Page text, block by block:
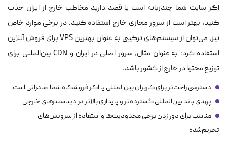
اگر سایت شما چند‌زبانه است یا قصد دارید مخاطب خارج از ایران جذب
کنید، بهتر است از سرور مجازی خارج استفاده کنید. در برخی موارد خاص
نیز، می‌توان از سیستم‌های ترکیبی به عنوان بهترین VPS برای فروش آنلاین
استفاده کرد: به عنوان مثال، سرور اصلی در ایران و CDN بین‌المللی برای
توزیع محتوا در خارج از کشور باشد.
دسترسی راحت‌تر برای کاربران بین‌المللی یا اگر فروشگاه شما صادراتی است.
پهنای باند بین‌المللی گسترده‌تر و پایداری بالاتر در دیتاسنترهای خارجی
مناسب برای دور زدن برخی محدودیت‌ها و استفاده از سرویس‌های
تحریم‌شده